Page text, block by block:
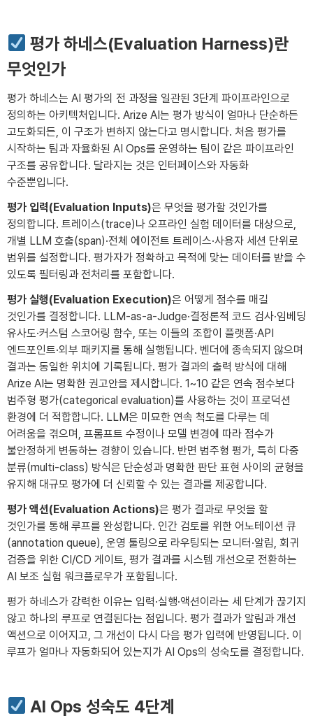
평가 하네스(Evaluation Harness)란
무엇인가
평가 하네스는 AI 평가의 전 과정을 일관된 3단계 파이프라인으로
정의하는 아키텍처입니다. Arize AI는 평가 방식이 얼마나 단순하든
고도화되든, 이 구조가 변하지 않는다고 명시합니다. 처음 평가를
시작하는 팀과 자율화된 AI Ops를 운영하는 팀이 같은 파이프라인
구조를 공유합니다. 달라지는 것은 인터페이스와 자동화
수준뿐입니다.
평가 입력(Evaluation Inputs)은 무엇을 평가할 것인가를
정의합니다. 트레이스(trace)나 오프라인 실험 데이터를 대상으로,
개별 LLM 호출(span)·전체 에이전트 트레이스·사용자 세션 단위로
범위를 설정합니다. 평가자가 정확하고 목적에 맞는 데이터를 받을 수
있도록 필터링과 전처리를 포함합니다.
평가 실행(Evaluation Execution)은 어떻게 점수를 매길
것인가를 결정합니다. LLM-as-a-Judge·결정론적 코드 검사·임베딩
유사도·커스텀 스코어링 함수, 또는 이들의 조합이 플랫폼·API
엔드포인트·외부 패키지를 통해 실행됩니다. 벤더에 종속되지 않으며
결과는 동일한 위치에 기록됩니다. 평가 결과의 출력 방식에 대해
Arize AI는 명확한 권고안을 제시합니다. 1~10 같은 연속 점수보다
범주형 평가(categorical evaluation)를 사용하는 것이 프로덕션
환경에 더 적합합니다. LLM은 미묘한 연속 척도를 다루는 데
어려움을 겪으며, 프롬프트 수정이나 모델 변경에 따라 점수가
불안정하게 변동하는 경향이 있습니다. 반면 범주형 평가, 특히 다중
분류(multi-class) 방식은 단순성과 명확한 판단 표현 사이의 균형을
유지해 대규모 평가에 더 신뢰할 수 있는 결과를 제공합니다.
평가 액션(Evaluation Actions)은 평가 결과로 무엇을 할
것인가를 통해 루프를 완성합니다. 인간 검토를 위한 어노테이션 큐
(annotation queue), 운영 툴링으로 라우팅되는 모니터·알림, 회귀
검증을 위한 CI/CD 게이트, 평가 결과를 시스템 개선으로 전환하는
AI 보조 실험 워크플로우가 포함됩니다.
평가 하네스가 강력한 이유는 입력·실행·액션이라는 세 단계가 끊기지
않고 하나의 루프로 연결된다는 점입니다. 평가 결과가 알림과 개선
액션으로 이어지고, 그 개선이 다시 다음 평가 입력에 반영됩니다. 이
루프가 얼마나 자동화되어 있는지가 AI Ops의 성숙도를 결정합니다.
AI Ops 성숙도 4단계